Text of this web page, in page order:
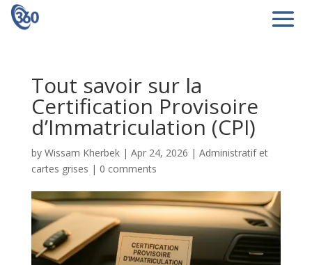
Tout savoir sur la
Certification Provisoire
d’Immatriculation (CPI)
by Wissam Kherbek| Apr 24, 2026 | Administratif et
cartes grises | 0 comments